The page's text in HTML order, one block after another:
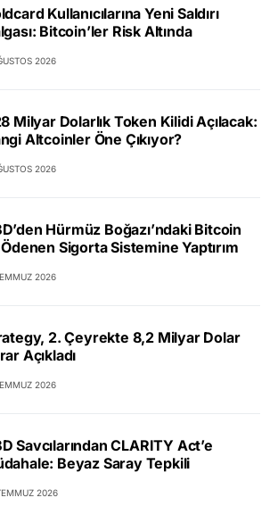
Kullanıcılarına Yeni Saldırı
Bitcoin’ler Risk Altında
2026
Milyar Dolarlık Token Kilidi Açılacak:
Altcoinler Öne Çıkıyor?
2026
Hürmüz Boğazı’ndaki Bitcoin
Sigorta Sistemine Yaptırım
2026
2. Çeyrekte 8,2 Milyar Dolar
Açıkladı
2026
Savcılarından CLARITY Act’e
Beyaz Saray Tepkili
2026